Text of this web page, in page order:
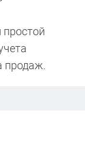
продаж.